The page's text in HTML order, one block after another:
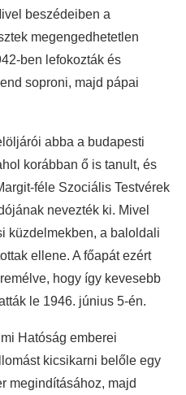
beszédeiben a
megengedhetetlen
ben lefokozták és
soproni, majd pápai
abba a budapesti
korábban ő is tanult, és
féle Szociális Testvérek
nevezték ki. Mivel
küzdelmekben, a baloldali
ellene. A főapát ezért
hogy így kevesebb
le 1946. június 5-én.
Hatóság emberei
kicsikarni belőle egy
megindításához, majd